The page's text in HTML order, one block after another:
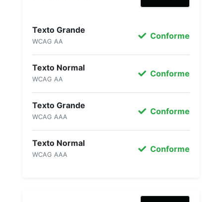
Texto Grande
WCAG AA
Conforme
Texto Normal
WCAG AA
Conforme
Texto Grande
WCAG AAA
Conforme
Texto Normal
WCAG AAA
Conforme